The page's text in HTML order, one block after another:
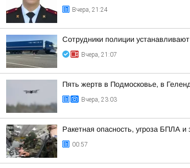
Вчера, 21:24
Сотрудники полиции
Вчера, 21:07
Пять жертв в Подмосковье, в
Вчера, 23:03
Ракетная опасность, угроза БПЛА
00:57